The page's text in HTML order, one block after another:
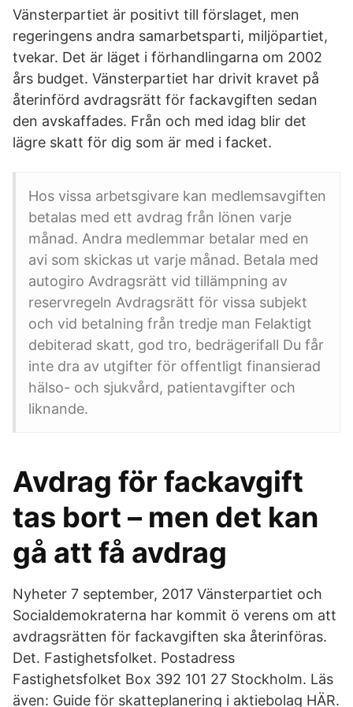
Vänsterpartiet är positivt till förslaget, men
regeringens andra samarbetsparti, miljöpartiet,
tvekar. Det är läget i förhandlingarna om 2002
års budget. Vänsterpartiet har drivit kravet på
återinförd avdragsrätt för fackavgiften sedan
den avskaffades. Från och med idag blir det
lägre skatt för dig som är med i facket.
Hos vissa arbetsgivare kan medlemsavgiften
betalas med ett avdrag från lönen varje
månad. Andra medlemmar betalar med en
avi som skickas ut varje månad. Betala med
autogiro Avdragsrätt vid tillämpning av
reservregeln Avdragsrätt för vissa subjekt
och vid betalning från tredje man Felaktigt
debiterad skatt, god tro, bedrägerifall Du får
inte dra av utgifter för offentligt finansierad
hälso- och sjukvård, patientavgifter och
liknande.
Avdrag för fackavgift
tas bort – men det kan
gå att få avdrag
Nyheter 7 september, 2017 Vänsterpartiet och
Socialdemokraterna har kommit ö verens om att
avdragsrätten för fackavgiften ska återinföras.
Det. Fastighetsfolket. Postadress
Fastighetsfolket Box 392 101 27 Stockholm. Läs
även: Guide för skatteplanering i aktiebolag HÄR.